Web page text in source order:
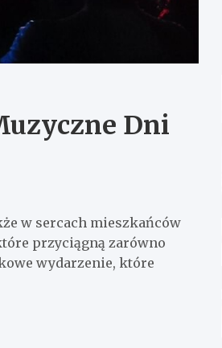
Dni
w sercach mieszkańców
przyciągną zarówno
wydarzenie, które